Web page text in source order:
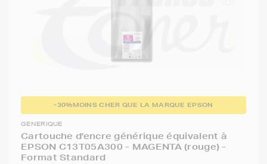
-30%MOINS CHER QUE LA MARQUE EPSON
GENERIQUE
Cartouche d'encre générique équivalent à
EPSON C13T05A300 - MAGENTA (rouge) -
Format Standard